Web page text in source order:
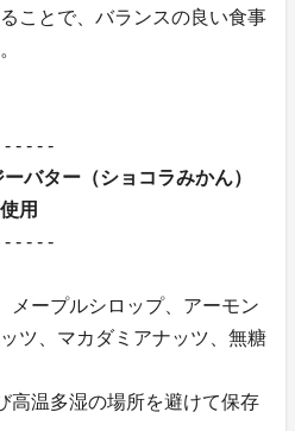
ことで、バランスの良い食事
- - - - -
バター（ショコラみかん）
用
- - - - -
メープルシロップ、アーモン
ツ、マカダミアナッツ、無糖
高温多湿の場所を避けて保存